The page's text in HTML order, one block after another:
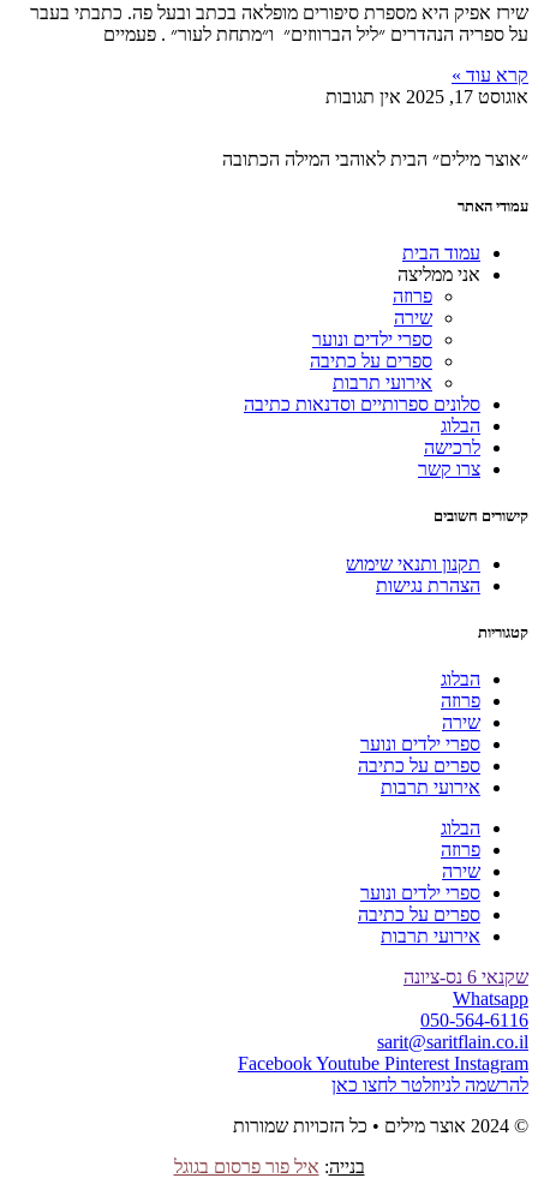
שירז אפיק היא מספרת סיפורים מופלאה בכתב ובעל פה. כתבתי בעבר
על ספריה הנהדרים ״ליל הברווזים״ ו״מתחת לעור״ . פעמיים
קרא עוד »
אוגוסט 17, 2025
אין תגובות
״אוצר מילים״ הבית לאוהבי המילה הכתובה
עמודי האתר
עמוד הבית
אני ממליצה
פרוזה
שירה
ספרי ילדים ונוער
ספרים על כתיבה
אירועי תרבות
סלונים ספרותיים וסדנאות כתיבה
הבלוג
לרכישה
צרו קשר
קישורים חשובים
תקנון ותנאי שימוש
הצהרת נגישות
קטגוריות
הבלוג
פרוזה
שירה
ספרי ילדים ונוער
ספרים על כתיבה
אירועי תרבות
הבלוג
פרוזה
שירה
ספרי ילדים ונוער
ספרים על כתיבה
אירועי תרבות
שקנאי 6 נס-ציונה
Whatsapp
050-564-6116
sarit@saritflain.co.il
FacebookYoutube Pinterest Instagram
להרשמה לניוזלטר לחצו כאן
© 2024 אוצר מילים • כל הזכויות שמורות
בנייה: איל פור פרסום בגוגל